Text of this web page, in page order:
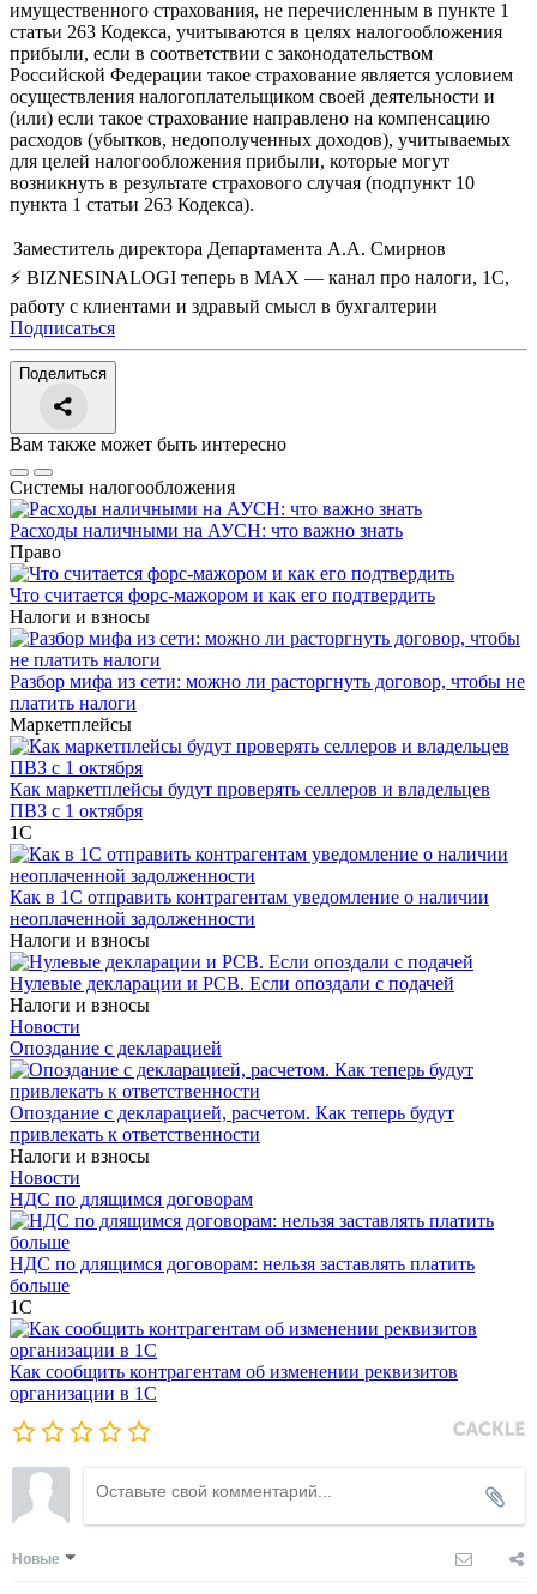
имущественного страхования, не перечисленным в пункте 1
статьи 263 Кодекса, учитываются в целях налогообложения
прибыли, если в соответствии с законодательством
Российской Федерации такое страхование является условием
осуществления налогоплательщиком своей деятельности и
(или) если такое страхование направлено на компенсацию
расходов (убытков, недополученных доходов), учитываемых
для целей налогообложения прибыли, которые могут
возникнуть в результате страхового случая (подпункт 10
пункта 1 статьи 263 Кодекса).
Заместитель директора Департамента А.А. Смирнов
⚡ BIZNESINALOGI теперь в MAX — канал про налоги, 1С,
работу с клиентами и здравый смысл в бухгалтерии
Подписаться
Поделиться
Вам также может быть интересно
Системы налогообложения
Расходы наличными на АУСН: что важно знать
Право
Что считается форс-мажором и как его подтвердить
Налоги и взносы
Разбор мифа из сети: можно ли расторгнуть договор, чтобы не
платить налоги
Маркетплейсы
Как маркетплейсы будут проверять селлеров и владельцев
ПВЗ с 1 октября
1С
Как в 1С отправить контрагентам уведомление о наличии
неоплаченной задолженности
Налоги и взносы
Нулевые декларации и РСВ. Если опоздали с подачей
Налоги и взносы
Новости
Опоздание с декларацией
Опоздание с декларацией, расчетом. Как теперь будут
привлекать к ответственности
Налоги и взносы
Новости
НДС по длящимся договорам
НДС по длящимся договорам: нельзя заставлять платить
больше
1С
Как сообщить контрагентам об изменении реквизитов
организации в 1C
Новые